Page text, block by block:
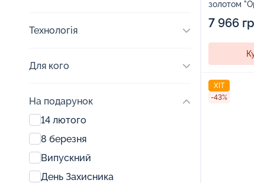
Технологія
Для кого
На подарунок
14 лютого
8 березня
Випускний
День Захисника
золотом
7 966
ХІТ
-43%